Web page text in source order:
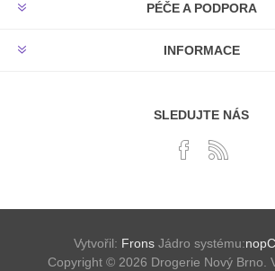
PÉČE A PODPORA
INFORMACE
SLEDUJTE NÁS
Vytvořil: FronsJádro systému:
Copyright © 2026 Drogerie Nový Brno.